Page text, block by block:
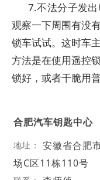
7.不法分子发
观察一下周围有没
锁车试试。这时车
方法是在使用遥控
锁好，或者干脆用
合肥汽车钥匙中心
地址：
安徽省合肥
场C区11栋110号